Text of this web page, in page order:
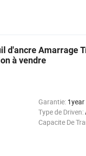
d'ancre Amarrage
à vendre
Garantie: 1year
Type de Driven:
Capacite De